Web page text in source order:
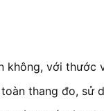
không, với thước
thang đo, sử